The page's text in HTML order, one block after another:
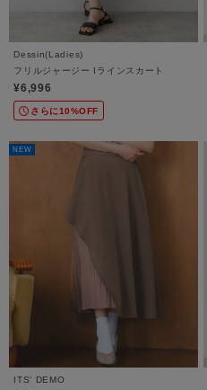
Dessin(Ladies)
フリルジャージー Iラインスカート
¥6,996
さらに10%OFF
NEW
ITS' DEMO